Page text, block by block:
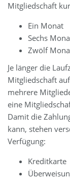
Mitgliedschaft
Ein Monat
Sechs
Zwölf
Je länger die
Mitgliedschaft
mehrere
eine
Damit die
kann, stehen
Verfügung:
Kreditkarte